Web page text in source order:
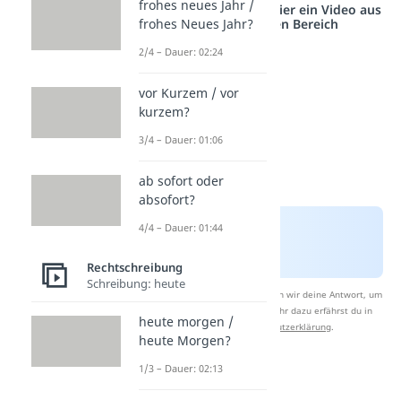
Studyflix vernetzt: Hier ein Video aus
einem anderen Bereich
Nach Beantwortung speichern wir deine Antwort, um
Studyflix zu verbessern. Mehr dazu erfährst du in
unserer
Datenschutzerklärung.
frohes neues Jahr /
frohes Neues Jahr?
2/4 – Dauer: 02:24
vor Kurzem / vor
kurzem?
3/4 – Dauer: 01:06
ab sofort oder
absofort?
4/4 – Dauer: 01:44
Rechtschreibung
Schreibung: heute
heute morgen /
heute Morgen?
1/3 – Dauer: 02:13